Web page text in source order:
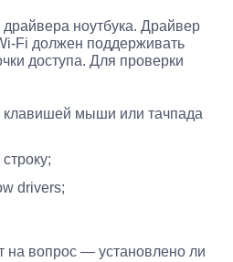
ноутбука. Драйвер
Fi должен поддерживать
доступа. Для проверки
клавишей мыши или тачпада
drivers;
на вопрос — установлено ли